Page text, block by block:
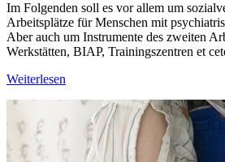
Im Folgenden soll es vor allem um
Arbeitsplätze für Menschen mit
Aber auch um Instrumente des zweiten
Werkstätten, BIAP, Trainingszentren et
Weiterlesen